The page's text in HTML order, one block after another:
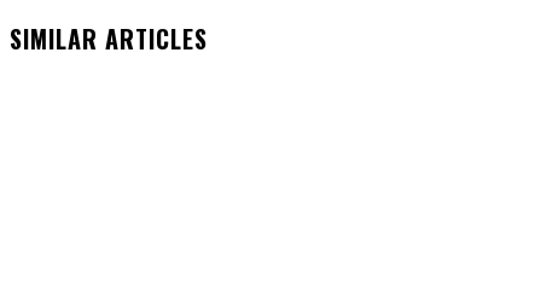
SIMILAR ARTICLES